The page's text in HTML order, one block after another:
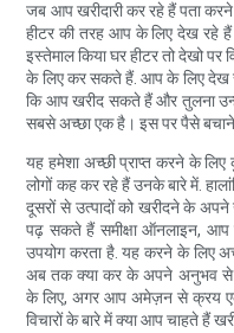
जब आप खरीदारी कर रहे हैं पता
हीटर की तरह आप के लिए देख रहे
इस्तेमाल किया घर हीटर तो देखो
के लिए कर सकते हैं. आप के लिए देख
कि आप खरीद सकते हैं और तुलना
सबसे अच्छा एक है। इस पर पैसे
यह हमेशा अच्छी प्राप्त करने के
लोगों कह कर रहे हैं उनके बारे में.
दूसरों से उत्पादों को खरीदने के
पढ़ सकते हैं समीक्षा ऑनलाइन, आप
उपयोग करता है. यह करने के लिए
अब तक क्या कर के अपने अनुभव से
के लिए, अगर आप अमेज़न से क्रय
विचारों के बारे में क्या आप चाहते हैं